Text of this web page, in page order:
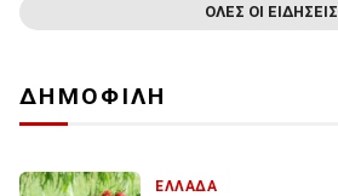
ΟΛΕΣ ΟΙ ΕΙΔΗΣΕΙΣ
ΔΗΜΟΦΙΛΗ
ΕΛΛΑΔΑ